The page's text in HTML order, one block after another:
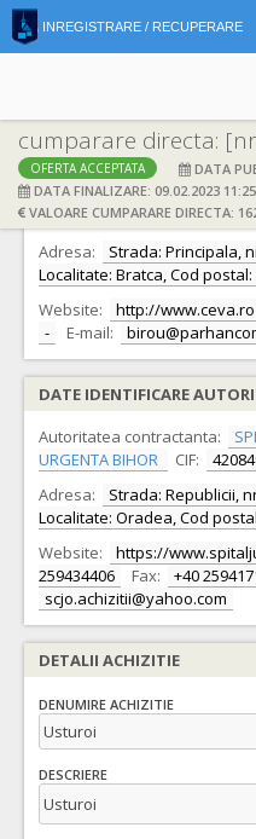
INREGISTRARE / RECUPERARE
cumparare directa:
OFERTA ACCEPTATA
DATA
DATA FINALIZARE: 09.02.2023 11:25
VALOARE CUMPARARE DIRECTA:
DATE IDENTIFICARE
Ofertant: S.C. PARHAN COM
Adresa:
Strada: Principala,
Localitate: Bratca, Cod postal:
Website:
http://www.ceva.ro
-
E-mail:
DATE IDENTIFICARE
Autoritatea contractanta:
URGENTA BIHOR
CIF:
Adresa:
Strada: Republicii,
Localitate: Oradea, Cod
Website:
https://
259434406
Fax: +40
scjo.achizitii@yahoo.com
DETALII ACHIZITIE
DENUMIRE ACHIZITIE
Usturoi
DESCRIERE
Usturoi